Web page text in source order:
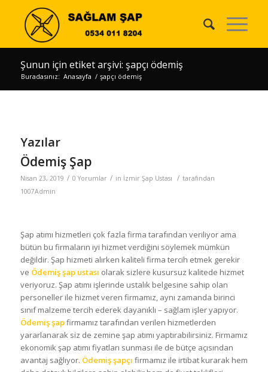
Şunun için etiket arşivi: şapçı ödemiş
Buradasınız: Anasayfa / şapçı ödemiş
Yazılar
Ödemiş Şap
Nisan 23, 2019 / 0 Yorumlar / in İzmir Şap Ustası / tarafından
1007Admin
Şap atımı hizmetleri çok fazla firma tarafından veriliyor ama
bütün bu firmaların iyi hizmet verdiğini söylemek mümkün
değildir. Şap hizmeti alırken kaliteli firma tercih etmek gerekir
ve Ödemiş şap ustası olarak sizlere kusursuz kalitede hizmet
veriyoruz. Şap atımı işlerinde ustalık belgesine sahip olan
personeller ile hizmet veren firmamız, aynı zamanda birinci
sınıf malzeme tercih ederek dayanıklı – sağlam işler yapıyor.
Ödemiş şapfirmamız tarafından verilen hizmetlerden
yararlanarak siz de zemine şap atımı yaptırabilirsiniz. Firmamız
ekonomik şap atımı fiyatları sunması ile de bütçe açısından
avantaj sağlıyor. Ödemiş şapçı firmamız ile irtibat kurarak hem